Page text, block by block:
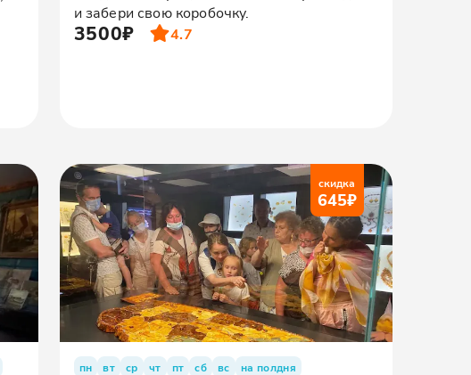
и забери свою коробочку.
3500₽ 4.7
скидка
645₽
пн вт ср чт пт сб вс
на полдня